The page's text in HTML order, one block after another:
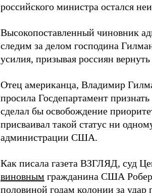
российского министра остался
Высокопоставленный чиновник
следим за делом господина
усилия, призывая россиян
Отец американца, Владимир
просила Госдепартамент
сделал бы освобождение
присваивал такой статус ни
администрации США.
Как писала газета ВЗГЛЯД, суд
виновным гражданина США
половиной годам колонии за удар